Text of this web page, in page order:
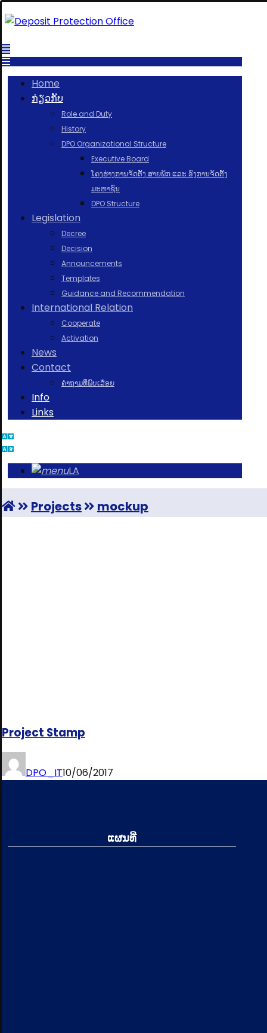
Home
ກ່ຽວກັບ
Role and Duty
History
DPO Organizational Structure
Executive Board
ໂຄງຮ່າງການຈັດຕັ້ງ ສາຍພັກ ແລະ ອົງການຈັດຕັ້ງ
ມະຫາຊົນ
DPO Structure
Legislation
Decree
Decision
Announcements
Templates
Guidance and Recommendation
International Relation
Cooperate
Activation
News
Contact
ຄຳຖາມທີ່ພົບເລື່ອຍ
Info
Links
LA
Projects mockup
Project Stamp
DPO_IT10/06/2017
ແຜນທີ່